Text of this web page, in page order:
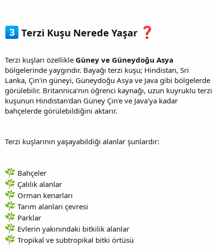
Terzi Kuşu Nerede Yaşar
Terzi kuşları özellikle Güney ve Güneydoğu Asya
bölgelerinde yaygındır. Bayağı terzi kuşu; Hindistan, Sri
Lanka, Çin'in güneyi, Güneydoğu Asya ve Java gibi bölgelerde
görülebilir. Britannica'nın öğrenci kaynağı, uzun kuyruklu terzi
kuşunun Hindistan'dan Güney Çin'e ve Java'ya kadar
bahçelerde görülebildiğini aktarır.
Terzi kuşlarının yaşayabildiği alanlar şunlardır:
Bahçeler
Çalılık alanlar
Orman kenarları
Tarım alanları çevresi
Parklar
Evlerin yakınındaki bitkilik alanlar
Tropikal ve subtropikal bitki örtüsü